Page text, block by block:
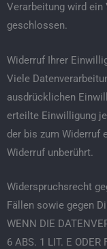
Verarbeitung wird ein
geschlossen.
Widerruf Ihrer
Viele
ausdrücklichen
erteilte Einwilligung
der bis zum Widerruf
Widerruf unberührt.
Widerspruchsrecht
Fällen sowie gegen
WENN DIE
6 ABS. 1 LIT. E ODER